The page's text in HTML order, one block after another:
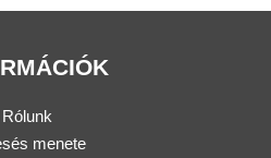
Rólunk
menete